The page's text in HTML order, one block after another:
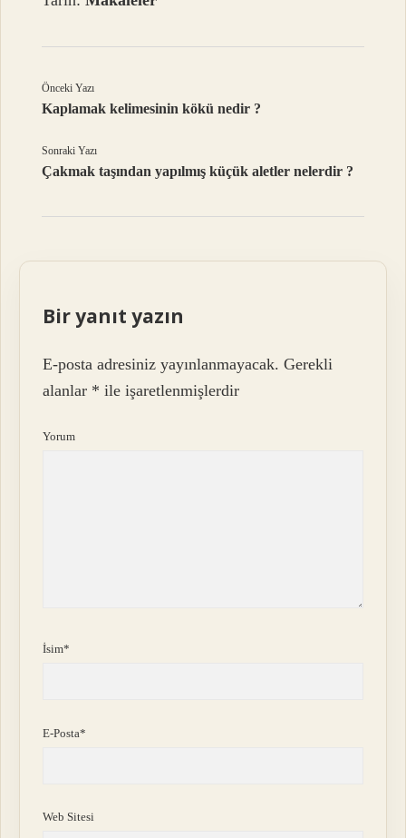
Önceki Yazı
Kaplamak kelimesinin kökü nedir ?
Sonraki Yazı
Çakmak taşından yapılmış küçük aletler nelerdir ?
Bir yanıt yazın
E-posta adresiniz yayınlanmayacak. Gerekli
alanlar * ile işaretlenmişlerdir
Yorum
İsim*
E-Posta*
Web Sitesi